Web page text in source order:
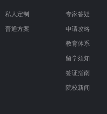
私人定制
普通方案
专家答疑
申请攻略
教育体系
留学须知
签证指南
院校新闻